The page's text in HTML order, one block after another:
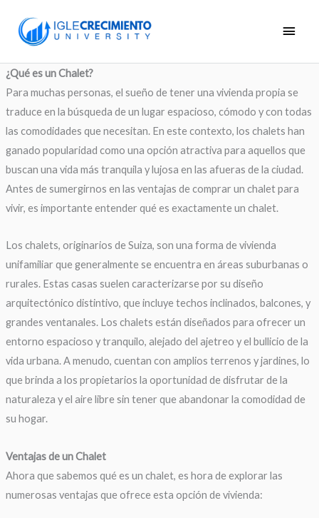
contenido
¿Qué es un Chalet?
Para muchas personas, el sueño de tener una vivienda propia se
traduce en la búsqueda de un lugar espacioso, cómodo y con todas
las comodidades que necesitan. En este contexto, los chalets han
ganado popularidad como una opción atractiva para aquellos que
buscan una vida más tranquila y lujosa en las afueras de la ciudad.
Antes de sumergirnos en las ventajas de comprar un chalet para
vivir, es importante entender qué es exactamente un chalet.
Los chalets, originarios de Suiza, son una forma de vivienda
unifamiliar que generalmente se encuentra en áreas suburbanas o
rurales. Estas casas suelen caracterizarse por su diseño
arquitectónico distintivo, que incluye techos inclinados, balcones, y
grandes ventanales. Los chalets están diseñados para ofrecer un
entorno espacioso y tranquilo, alejado del ajetreo y el bullicio de la
vida urbana. A menudo, cuentan con amplios terrenos y jardines, lo
que brinda a los propietarios la oportunidad de disfrutar de la
naturaleza y el aire libre sin tener que abandonar la comodidad de
su hogar.
Ventajas de un Chalet
Ahora que sabemos qué es un chalet, es hora de explorar las
numerosas ventajas que ofrece esta opción de vivienda: